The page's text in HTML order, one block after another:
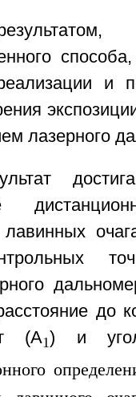
и
лазерного
до
(A1) и